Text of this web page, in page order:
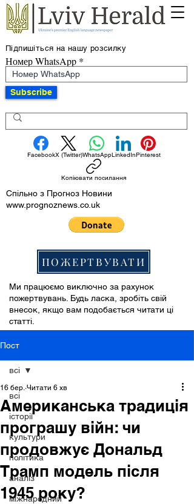
Підпишіться на нашу розсилку
Номер WhatsApp
Subscribe
FacebookX (Twitter)WhatsAppLinkedInPinterest
Копіювати посилання
Спільно з Прогноз Новини
www.prognoznews.co.uk
ПОЖЕРТВУВАТИ
Ми працюємо виключно за рахунок
пожертвувань. Будь ласка, зробіть свій
внесок, якщо вам подобається читати ці
статті.
Пост
всі
історії
культури
політика
аналіз
міжнародний
всі
Американська традиція
програшу війн: чи
продовжує Дональд
Трамп модель після
1945 року?
16 бер. Читати 6 хв